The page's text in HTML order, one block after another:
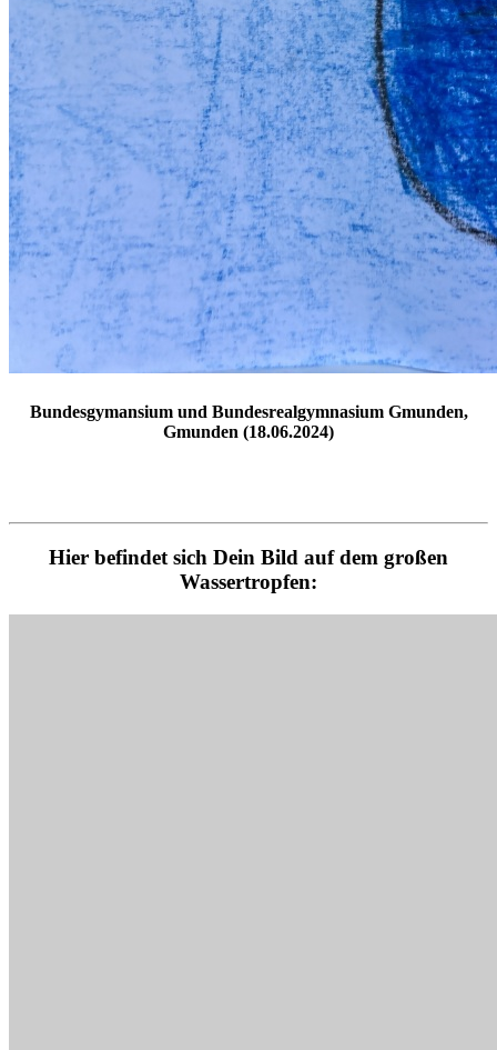
Bundesgymansium und Bundesrealgymnasium Gmunden,
Gmunden (18.06.2024)
Hier befindet sich Dein Bild auf dem großen
Wassertropfen: